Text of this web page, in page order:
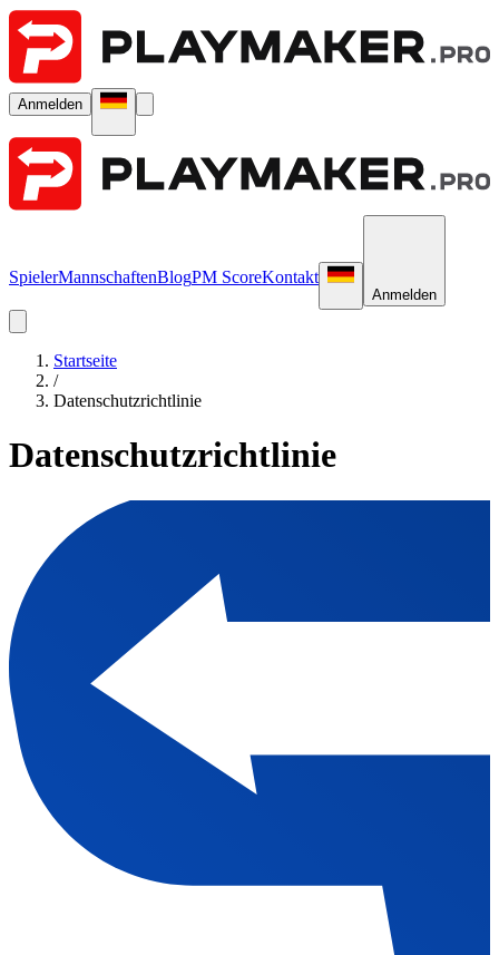
Anmelden
SpielerMannschaftenBlogPM ScoreKontakt
Anmelden
Startseite
/
Datenschutzrichtlinie
Datenschutzrichtlinie